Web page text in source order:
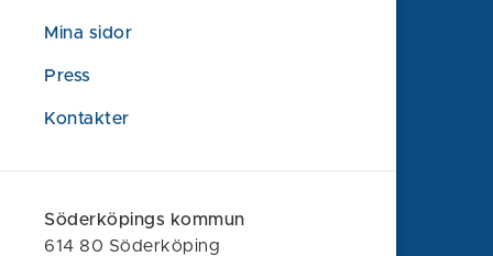
Mina sidor
Press
Kontakter
Söderköpings kommun
614 80 Söderköping